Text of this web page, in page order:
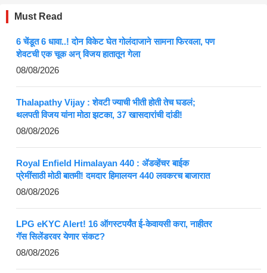
Must Read
6 चेंडूत 6 धावा..! दोन विकेट घेत गोलंदाजाने सामना फिरवला, पण
शेवटची एक चूक अन् विजय हातातून गेला
08/08/2026
Thalapathy Vijay : शेवटी ज्याची भीती होती तेच घडलं;
थलपती विजय यांना मोठा झटका, 37 खासदारांची दांडी!
08/08/2026
Royal Enfield Himalayan 440 : ॲडव्हेंचर बाईक
प्रेमींसाठी मोठी बातमी! दमदार हिमालयन 440 लवकरच बाजारात
08/08/2026
LPG eKYC Alert! 16 ऑगस्टपर्यंत ई-केवायसी करा, नाहीतर
गॅस सिलेंडरवर येणार संकट?
08/08/2026